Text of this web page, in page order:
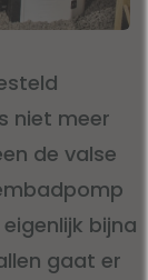
niet meer
de valse
bijna
gaat er